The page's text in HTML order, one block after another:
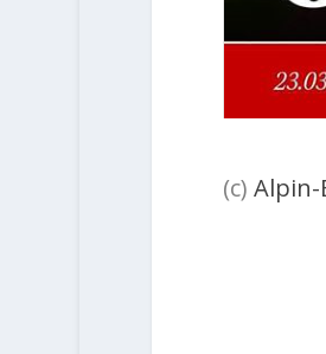
(c) Alpin-